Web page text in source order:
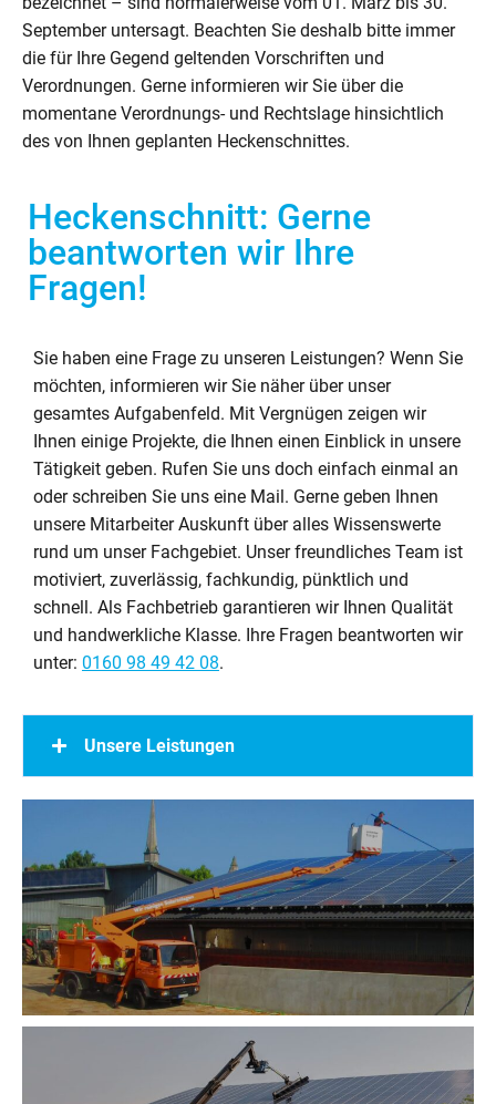
September untersagt. Beachten Sie deshalb bitte immer
die für Ihre Gegend geltenden Vorschriften und
Verordnungen. Gerne informieren wir Sie über die
momentane Verordnungs- und Rechtslage hinsichtlich
des von Ihnen geplanten Heckenschnittes.
Heckenschnitt: Gerne
beantworten wir Ihre
Fragen!
Sie haben eine Frage zu unseren Leistungen? Wenn Sie
möchten, informieren wir Sie näher über unser
gesamtes Aufgabenfeld. Mit Vergnügen zeigen wir
Ihnen einige Projekte, die Ihnen einen Einblick in unsere
Tätigkeit geben. Rufen Sie uns doch einfach einmal an
oder schreiben Sie uns eine Mail. Gerne geben Ihnen
unsere Mitarbeiter Auskunft über alles Wissenswerte
rund um unser Fachgebiet. Unser freundliches Team ist
motiviert, zuverlässig, fachkundig, pünktlich und
schnell. Als Fachbetrieb garantieren wir Ihnen Qualität
und handwerkliche Klasse. Ihre Fragen beantworten wir
unter: 0160 98 49 42 08.
Unsere Leistungen